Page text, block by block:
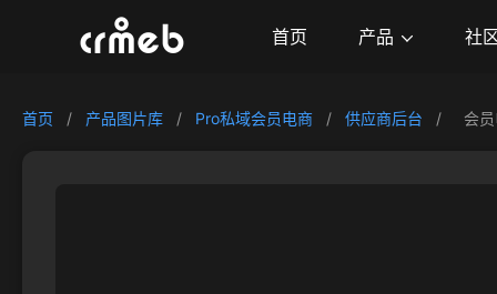
首页 产品 社
首页 / 产品图片库 / Pro私域会员电商 / 供应商后台 / 会